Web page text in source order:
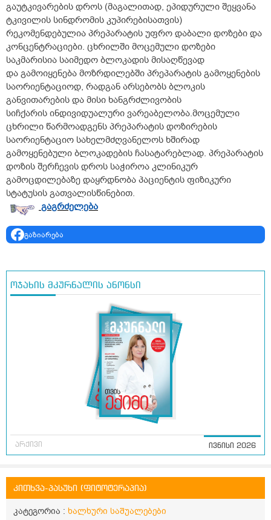
გაუტკივარების დროს (მაგალითად, ეპიდურული შეყვანა
ტკივილის სინდრომის კუპირებისათვის)
რეკომენდებულია პრეპარატის უფრო დაბალი დოზები და
კონცენტრაციები. ცხრილში მოცემული დოზები
საკმარისია საიმედო ბლოკადის მისაღწევად
და გამოიყენება მოზრდილებში პრეპარატის გამოყენების
საორიენტაციოდ, რადგან არსებობს ბლოკის
განვითარების და მისი ხანგრძლივობის
სიჩქარის ინდივიდუალური ვარეაბელობა.მოცემული
ცხრილი წარმოადგენს პრეპარატის დოზირების
საორიენტაციო სახელმძღვანელოს ხშირად
გამოყენებული ბლოკადების ჩასატარებლად. პრეპარატის
დოზის შერჩევის დროს საჭიროა კლინიკურ
გამოცდილებაზე დაყრდნობა პაციენტის ფიზიკური
სტატუსის გათვალისწინებით.
გაგრძელება
გაზიარება
ოჯახის მკურნალის ანონსი
არქივი ივნისი 2026
კითხვა-პასუხი (ფიტოტერაპია)
კატეგორია : ხალხური საშუალებები